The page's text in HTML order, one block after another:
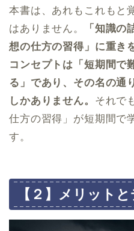
本書は、あれもこれもと
はありません。
「知識の
想の仕方の習得」に重き
コンセプトは「短期間で
る」であり、その名の通
しかありません。 それで
仕方の習得」が短期間で
す。
【２】メリット